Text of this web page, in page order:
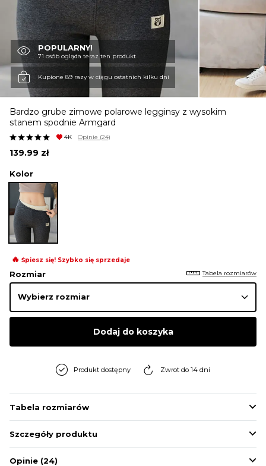
BLUZKI
KURTKI I PŁASZCZE
SPÓDNICE
KOMBINEZONY
DRESY
MARYNARKI
SWETRY
BIELIZNA
POPULARNY!
71 osób ogląda teraz ten produkt
Kupione 89 razy w ciągu ostatnich kilku dni
Bardzo grube zimowe polarowe legginsy z wysokim
stanem spodnie Armgard
4K Opinie (24)
139.99 zł
Kolor
🔥 Śpiesz się! Szybko się sprzedaje
Rozmiar Tabela rozmiarów
Dodaj do koszyka
Produkt dostępny Zwrot do 14 dni
Tabela rozmiarów
Szczegóły produktu
Opinie (24)